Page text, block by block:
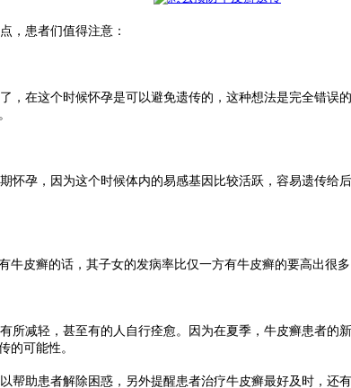
，患者们值得注意：
在这个时候怀孕是可以避免遗传的，这种想法是完全错误
孕，因为这个时候体内的易感基因比较活跃，容易遗传给
皮癣的话，其子女的发病率比仅一方有牛皮癣的要高出很
减轻，甚至有的人自行痊愈。因为在夏季，牛皮癣患者的
的可能性。
助患者解除困惑，另外提醒患者治疗牛皮癣最好及时，还